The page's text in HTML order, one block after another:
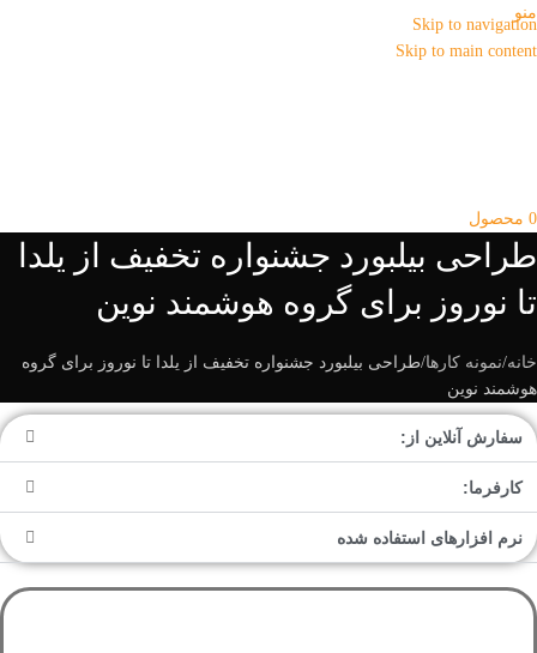
Skip to navigation
Skip to main content
منو
0 محصول
طراحی بیلبورد جشنواره تخفیف از یلدا
تا نوروز برای گروه هوشمند نوین
خانه نمونه کارها طراحی بیلبورد جشنواره تخفیف از یلدا تا نوروز برای گروه
هوشمند نوین
سفارش آنلاین از:
کارفرما:
نرم افزارهای استفاده شده